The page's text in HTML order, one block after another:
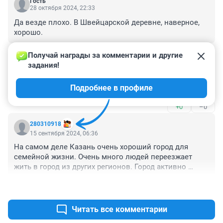
28 октября 2024, 22:33
Да везде плохо. В Швейцарской деревне, наверное,
хорошо.
Гость
Про фальш - смешно. Автор экстрасенс.
+0 –0
280310918
Получай награды за комментарии и другие
задания!
Подробнее в профиле
15 сентября 2024, 06:36
На самом деле Казань очень хороший город для
семейной жизни. Очень много людей переезжает
жить в город из других регионов. Город активно
пересечении основных транспортных магистралях
страны и в любое время можно выехать в
Читать все комментарии